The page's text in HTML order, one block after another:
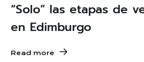
“Solo” las etapas de
en Edimburgo
Read more